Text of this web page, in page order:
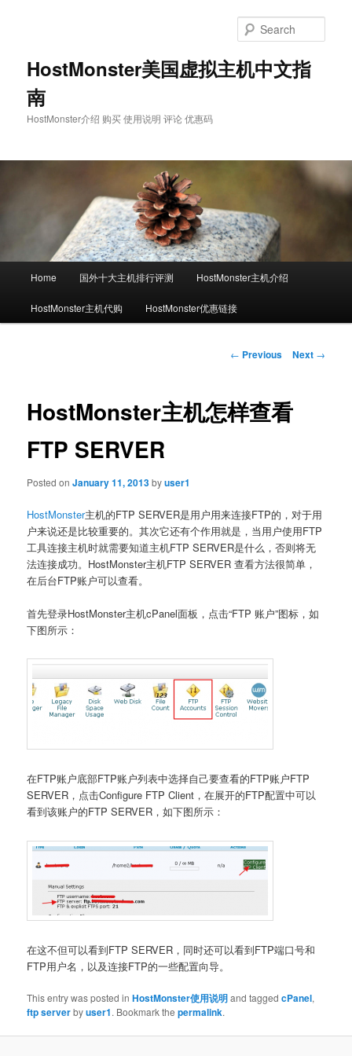
HostMonster美国虚拟主机中文指
南
HostMonster介绍 购买 使用说明 评论 优惠码
Home 国外十大主机排行评测 HostMonster主机介绍
HostMonster主机代购 HostMonster优惠链接
Post
← Previous Next →
HostMonster主机怎样查看
FTP SERVER
Posted onJanuary 11, 2013byuser1
HostMonster主机的FTP SERVER是用户用来连接FTP的，对于用
户来说还是比较重要的。其次它还有个作用就是，当用户使用FTP
工具连接主机时就需要知道主机FTP SERVER是什么，否则将无
法连接成功。HostMonster主机FTP SERVER 查看方法很简单，
在后台FTP账户可以查看。
首先登录HostMonster主机cPanel面板，点击“FTP 账户”图标，如
下图所示：
在FTP账户底部FTP账户列表中选择自己要查看的FTP账户FTP
SERVER，点击Configure FTP Client，在展开的FTP配置中可以
看到该账户的FTP SERVER，如下图所示：
在这不但可以看到FTP SERVER，同时还可以看到FTP端口号和
FTP用户名，以及连接FTP的一些配置向导。
This entry was posted inHostMonster使用说明and taggedcPanel,
ftp serverbyuser1. Bookmark thepermalink.